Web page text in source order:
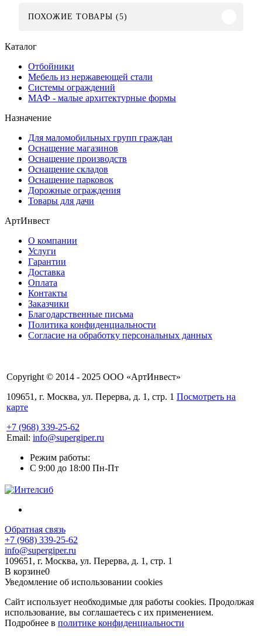
ПОХОЖИЕ ТОВАРЫ (5)
Каталог
Отбойники
Мебель из нержавеющей стали
Системы ограждений
МАФ - малые архитектурные формы
Назначение
Для маломобильных групп граждан
Оснащение магазинов
Оснащение производств
Оснащение складов
Оснащение парковок
Дорожные ограждения
Товары для дачи
АртИнвест
О компании
Услуги
Гарантии
Доставка
Оплата
Контакты
Заказчики
Благодарственные письма
Политика конфиденциальности
Согласие на обработку персональных данных
Copyright © 2014 - 2025 ООО «АртИнвест»
109651, г. Москва, ул. Перерва, д. 1, стр. 1 Посмотреть на
карте
+7 (968) 339-25-62
Email: info@supergiper.ru
Режим работы:
C 9:00 до 18:00 Пн-Пт
Обратная связь
+7 (968) 339-25-62
info@supergiper.ru
109651, г. Москва, ул. Перерва, д. 1, стр. 1
В корзине0
Уведомление об использовании cookies
Сайт использует необходимые для работы cookies. Продолжая
использование, вы соглашаетесь с их применением.
Подробнее в политике конфиденциальности